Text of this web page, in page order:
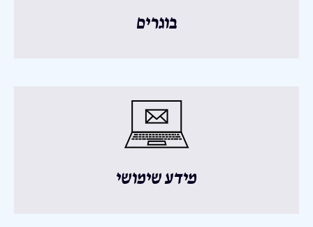
בוגרים
מידע שימושי